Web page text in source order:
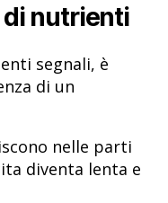
nutrienti
segnali, è
di un
nelle parti
diventa lenta e